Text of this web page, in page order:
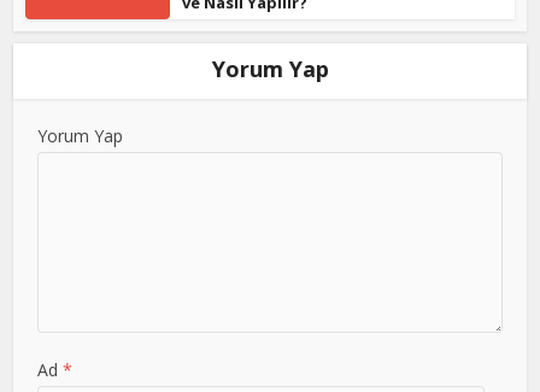
Yorum Yap
Yorum Yap
Ad*